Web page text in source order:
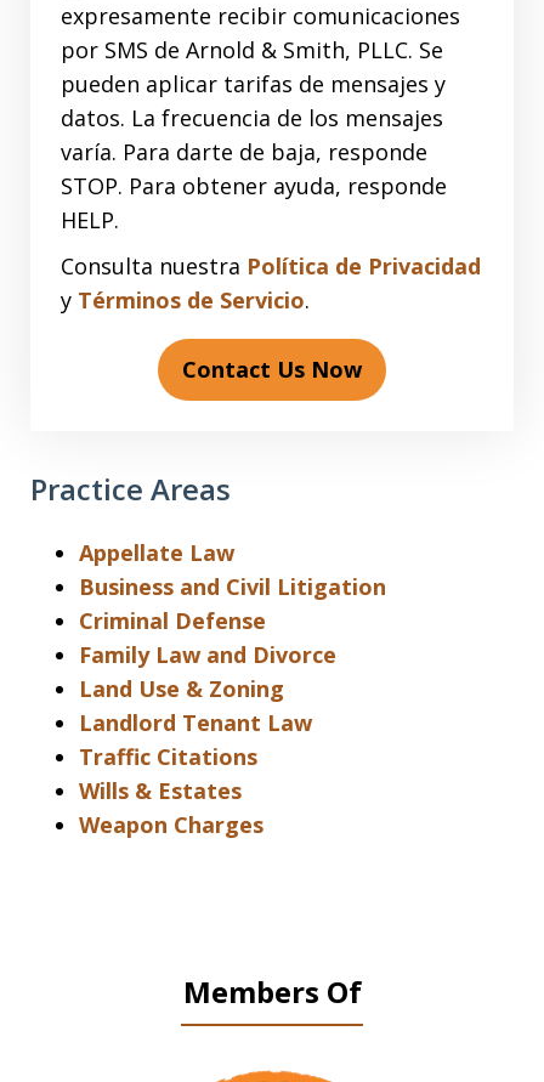
expresamente recibir comunicaciones
por SMS de Arnold & Smith, PLLC. Se
pueden aplicar tarifas de mensajes y
datos. La frecuencia de los mensajes
varía. Para darte de baja, responde
STOP. Para obtener ayuda, responde
HELP.
Consulta nuestra Política de Privacidad
y Términos de Servicio.
Contact Us Now
Practice Areas
Appellate Law
Business and Civil Litigation
Criminal Defense
Family Law and Divorce
Land Use & Zoning
Landlord Tenant Law
Traffic Citations
Wills & Estates
Weapon Charges
Members Of